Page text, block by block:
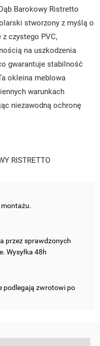
Barokowy Ristretto
stworzony z myślą o
z czystego PVC,
na uszkodzenia
gwarantuje stabilność
okleina meblowa
warunkach
niezawodną ochronę
RISTRETTO
przez sprawdzonych
Wysyłka 48h
podlegają zwrotowi po
PRODUKTY NA